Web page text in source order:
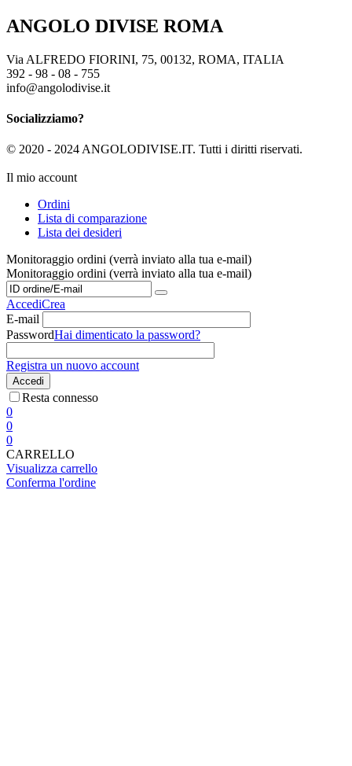
ANGOLO DIVISE ROMA
Via ALFREDO FIORINI, 75, 00132, ROMA, ITALIA
392 - 98 - 08 - 755
info@angolodivise.it
Socializziamo?
© 2020 - 2024 ANGOLODIVISE.IT. Tutti i diritti riservati.
Il mio account
Ordini
Lista di comparazione
Lista dei desideri
Monitoraggio ordini (verrà inviato alla tua e-mail)
Monitoraggio ordini (verrà inviato alla tua e-mail)
AccediCrea
E-mail
PasswordHai dimenticato la password?
Registra un nuovo account
Accedi
Resta connesso
0
0
0
CARRELLO
Visualizza carrello
Conferma l'ordine